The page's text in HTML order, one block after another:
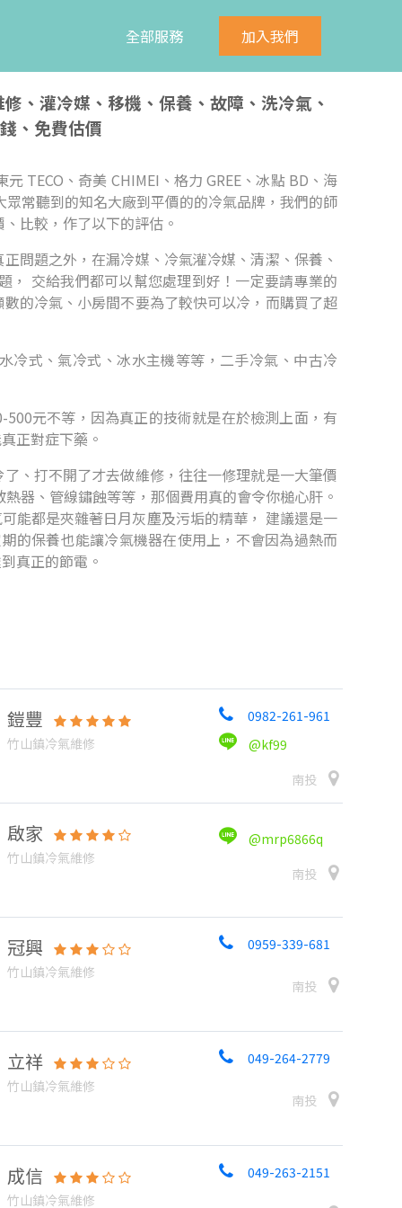
全部服務 加入我們
、灌冷媒、移機、保養、故障、洗冷氣、
、免費估價
TECO、奇美 CHIMEI、格力 GREE、冰點 BD、海
常聽到的知名大廠到平價的的冷氣品牌，我們的師
比較，作了以下的評估。
問題之外，在漏冷媒、冷氣灌冷媒、清潔、保養、
， 交給我們都可以幫您處理到好！一定要請專業的
的冷氣、小房間不要為了較快可以冷，而購買了超
冷式、氣冷式、冰水主機等等，二手冷氣、中古冷
元不等，因為真正的技術就是在於檢測上面，有
正對症下藥。
、打不開了才去做維修，往往一修理就是一大筆價
器、管線鏽蝕等等，那個費用真的會令你槌心肝。
能都是夾雜著日月灰塵及污垢的精華， 建議還是一
的保養也能讓冷氣機器在使用上，不會因為過熱而
真正的節電。
鎧豐
竹山鎮冷氣維修
0982-261-961
@kf99
南投
啟家
竹山鎮冷氣維修
@mrp6866q
南投
冠興
竹山鎮冷氣維修
0959-339-681
南投
立祥
竹山鎮冷氣維修
049-264-2779
南投
成信
竹山鎮冷氣維修
049-263-2151